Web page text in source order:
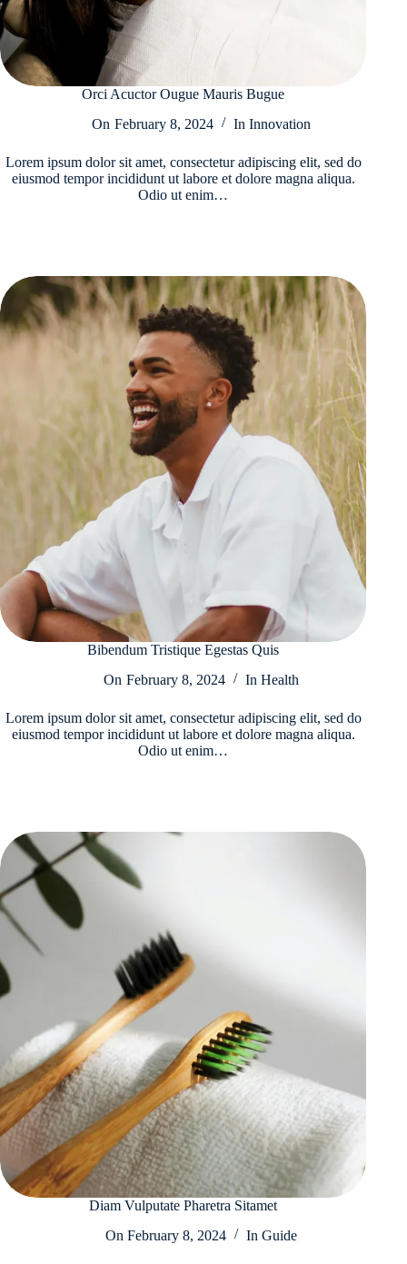
Orci Acuctor Ougue Mauris Bugue
On February 8, 2024 In Innovation
Lorem ipsum dolor sit amet, consectetur adipiscing elit, sed do
eiusmod tempor incididunt ut labore et dolore magna aliqua.
Odio ut enim…
Bibendum Tristique Egestas Quis
On February 8, 2024 In Health
Lorem ipsum dolor sit amet, consectetur adipiscing elit, sed do
eiusmod tempor incididunt ut labore et dolore magna aliqua.
Odio ut enim…
Diam Vulputate Pharetra Sitamet
On February 8, 2024 In Guide